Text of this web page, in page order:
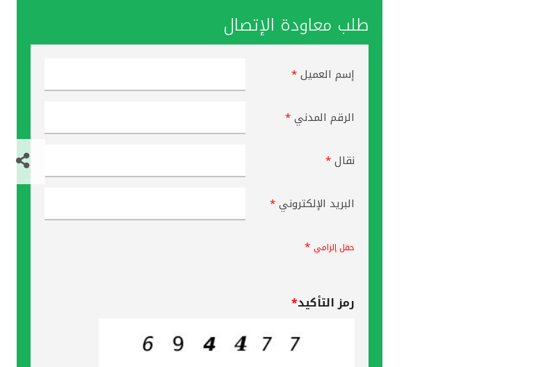
طلب معاودة الإتصال
إسم العميل*
الرقم المدني*
نقال*
البريد الإلكتروني*
حقل إلزامي *
رمز التأكيد*